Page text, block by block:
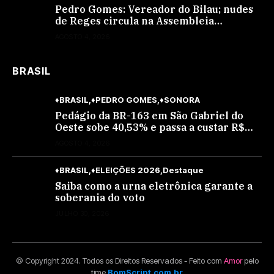
Pedro Gomes: Vereador do Bilau; nudes
de Reges circula na Assembleia
BRASIL
♦BRASIL ♦PEDRO GOMES ♦SONORA
Pedágio da BR-163 em São Gabriel do
Oeste sobe 40,53% e passa a custar R$
♦BRASIL ♦ELEIÇÕES 2026 Destaque
Saiba como a urna eletrônica garante a
soberania do voto
© Copyright 2024. Todos os Direitos Reservados - Feito com Amorpelo
time BomScript.com.br